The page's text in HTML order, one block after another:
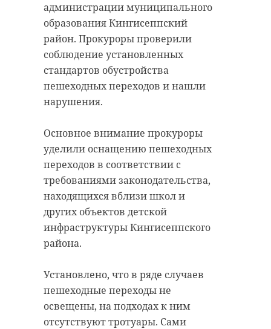
администрации муниципального
образования Кингисеппский
район. Прокуроры проверили
соблюдение установленных
стандартов обустройства
пешеходных переходов и нашли
нарушения.
Основное внимание прокуроры
уделили оснащению пешеходных
переходов в соответствии с
требованиями законодательства,
находящихся вблизи школ и
других объектов детской
инфраструктуры Кингисеппского
района.
Установлено, что в ряде случаев
пешеходные переходы не
освещены, на подходах к ним
отсутствуют тротуары. Сами
Подписывайтесь на нас в
Сейчас расчищают рамы, снимают
старый слой краски.
Реставрируют уникальные
витражи в морском стиле.
утепление пенькой,
антибиологическая и
противопожарная обработка.
гатчинский район
добровольцы
Поделиться статьей:
Подписывайтесь на нас в
Руслан Семенченко мечтает,
чтобы историки-профессионалы
больше узнали о жизни Анны. В
этом году бельгийские архивы
летней давности и, может тогда,
удастся узнать, какой была жизнь
Анны Беквор и других бельгийцев
в Сосновом Бору.
история сосновый бор
Поделиться статьей: